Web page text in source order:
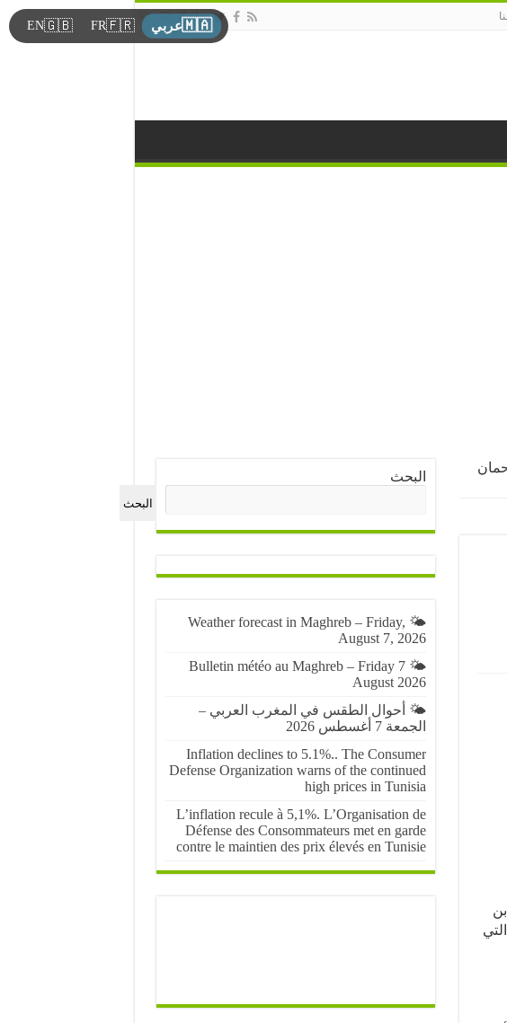
البحث
البحث
🌤️ Weather forecast in Maghreb – Friday,
August 7, 2026
🌤️ Bulletin météo au Maghreb – Friday 7
August 2026
🌤️ أحوال الطقس في المغرب العربي –
الجمعة 7 أغسطس 2026
Inflation declines to 5.1%.. The Consumer
Defense Organization warns of the continued
high prices in Tunisia
L’inflation recule à 5,1%. L’Organisation de
Défense des Consommateurs met en garde
contre le maintien des prix élevés en Tunisie
🇲🇦عربي 🇫🇷
FR
🇬🇧
EN